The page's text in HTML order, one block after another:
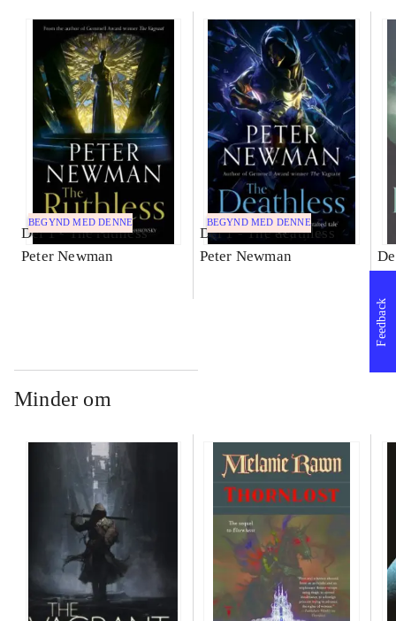
BEGYND MED DENNE
Del 1 -The ruthless
Peter Newman
BEGYND MED DENNE
Del 1 -The deathless
Peter Newman
Minder om
Feedback